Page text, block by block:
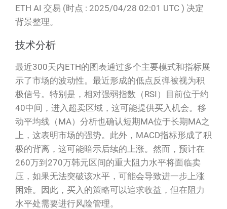
ETH AI 交易 (时点 : 2025/04/28 02:01 UTC ) 决定
背景整理。
技术分析
最近300天内ETH的图表通过多个主要模式和指标展
示了市场的波动性。最近形成的低点反弹被视为积
极信号。特别是，相对强弱指数（RSI）目前位于约
40中间，进入超卖区域，这可能提供买入机会。移
动平均线（MA）分析也确认短期MA位于长期MA之
上，这表明市场的强势。此外，MACD指标形成了积
极的背离，这可能暗示后续的上涨。然而，预计在
260万到270万韩元区间的重大阻力水平将面临卖
压，如果无法突破该水平，可能会导致进一步上涨
困难。因此，买入的策略可以追求收益，但在阻力
水平处需要进行风险管理。